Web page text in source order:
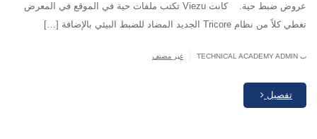
عروض ضبط حية. كانت Viezu تكتب ملفات حية في الموقع في المعرض
تغطي كلاً من نظام Tricore الجديد المضاد للضبط البيئي بالإضافة […]
ب TECHNICAL ACADEMY ADMIN غير مصنف
تفصيل